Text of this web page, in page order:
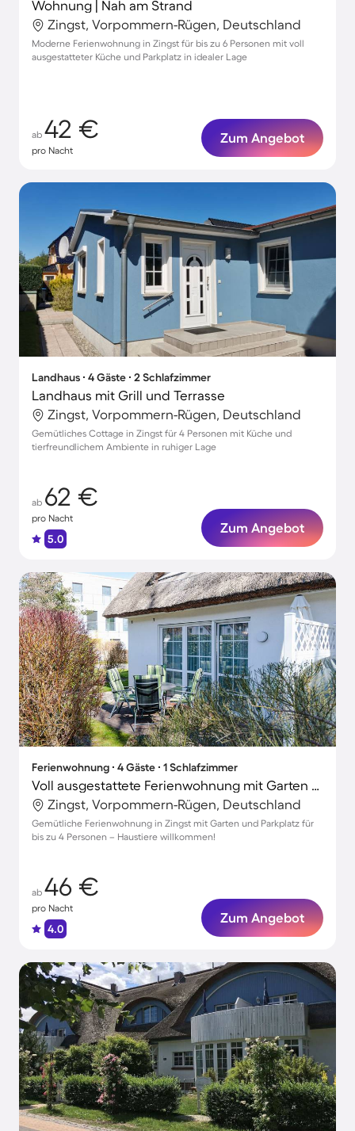
Wohnung | Nah am Strand
Zingst, Vorpommern-Rügen, Deutschland
Moderne Ferienwohnung in Zingst für bis zu 6 Personen mit voll
ausgestatteter Küche und Parkplatz in idealer Lage
ab 42 €
pro Nacht
Zum Angebot
Landhaus ∙ 4 Gäste ∙ 2 Schlafzimmer
Landhaus mit Grill und Terrasse
Zingst, Vorpommern-Rügen, Deutschland
Gemütliches Cottage in Zingst für 4 Personen mit Küche und
tierfreundlichem Ambiente in ruhiger Lage
ab 62 €
pro Nacht
5.0
Zum Angebot
Ferienwohnung ∙ 4 Gäste ∙ 1 Schlafzimmer
Voll ausgestattete Ferienwohnung mit Garten und Terrasse | Haustiere erlaubt
Zingst, Vorpommern-Rügen, Deutschland
Gemütliche Ferienwohnung in Zingst mit Garten und Parkplatz für
bis zu 4 Personen – Haustiere willkommen!
ab 46 €
pro Nacht
4.0
Zum Angebot